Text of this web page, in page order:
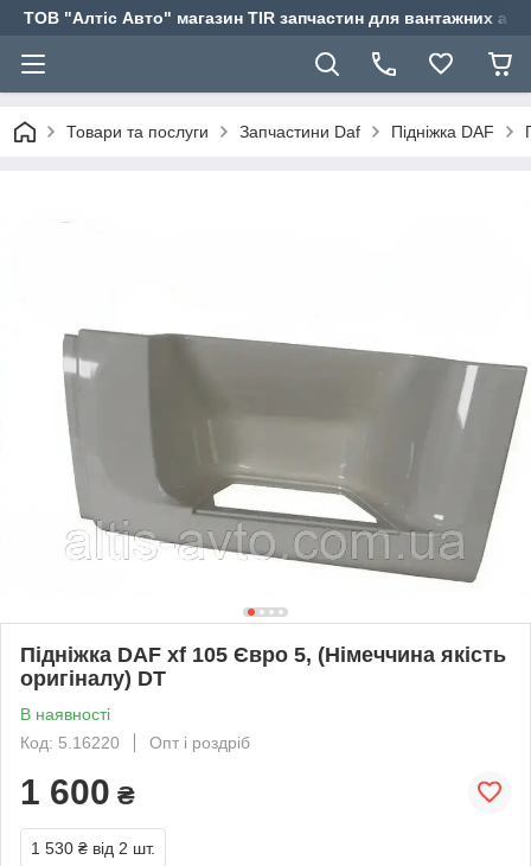
ТОВ "Алтіс Авто" магазин TIR запчастин для вантажних
Товари та послуги Запчастини Daf Підніжка DAF
Підніжка DAF xf 105 Євро 5, (Німеччина якість
оригіналу) DT
В наявності
Код: 5.16220
Опт і роздріб
1 600 ₴
1 530 ₴ від 2 шт.